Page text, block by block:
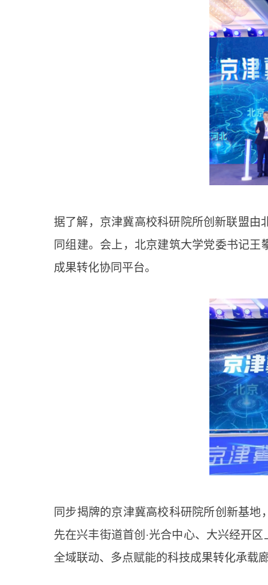
据了解，京津冀高校科研院所创新联盟由
同组建。会上，北京建筑大学党委书记
成果转化协同平台。
同步揭牌的京津冀高校科研院所创新基
先在兴丰街道首创·光合中心、大兴经开
全域联动、多点赋能的科技成果转化承载